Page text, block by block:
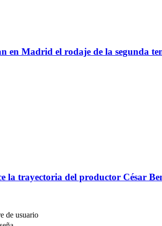
en Madrid el rodaje de la segunda
la trayectoria del productor César
de usuario